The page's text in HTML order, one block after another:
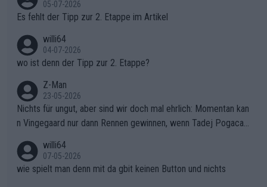
Rückstand im Gesamtklassement – ein Polster, das Niewiado
gibt. Diese Etappe wird sicher als der psychologische Wendep
unkt dieser Tour in die Geschichte eingehen. Wenn man bei so
einem harten Aufstieg einmal den Moment verpasst und der K
onkurrentin die "zweite Luft" schenkt, ist der Schaden am Ber
g kaum noch zu reparieren.Vor uns liegt nun das große Finale R
ichtung Nizza. Niewiadoma hat psychologisch Oberwasser, ab
er SD Worx und Vollering müssen jetzt All-In gehen. (gregman
n)
05-07-2026
Es fehlt der Tipp zur 2. Etappe im Artikel
willi64
04-07-2026
wo ist denn der Tipp zur 2. Etappe?
Z-Man
23-05-2026
Nichts für ungut, aber sind wir doch mal ehrlich: Momentan kan
n Vingegaard nur dann Rennen gewinnen, wenn Tadej Pogacar
willi64
07-05-2026
wie spielt man denn mit da gbit keinen Button und nichts